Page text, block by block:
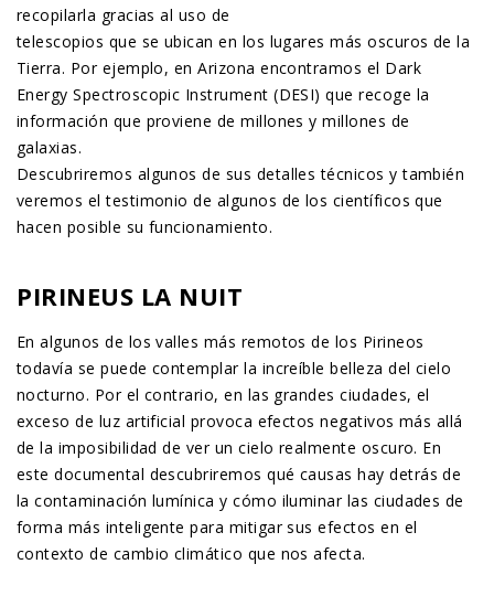
recopilarla gracias al uso de
telescopios que se ubican en los lugares más oscuros de la
Tierra. Por ejemplo, en Arizona encontramos el Dark
Energy Spectroscopic Instrument (DESI) que recoge la
información que proviene de millones y millones de
galaxias.
Descubriremos algunos de sus detalles técnicos y también
veremos el testimonio de algunos de los científicos que
hacen posible su funcionamiento.
PIRINEUS LA NUIT
En algunos de los valles más remotos de los Pirineos
todavía se puede contemplar la increíble belleza del cielo
nocturno. Por el contrario, en las grandes ciudades, el
exceso de luz artificial provoca efectos negativos más allá
de la imposibilidad de ver un cielo realmente oscuro. En
este documental descubriremos qué causas hay detrás de
la contaminación lumínica y cómo iluminar las ciudades de
forma más inteligente para mitigar sus efectos en el
contexto de cambio climático que nos afecta.